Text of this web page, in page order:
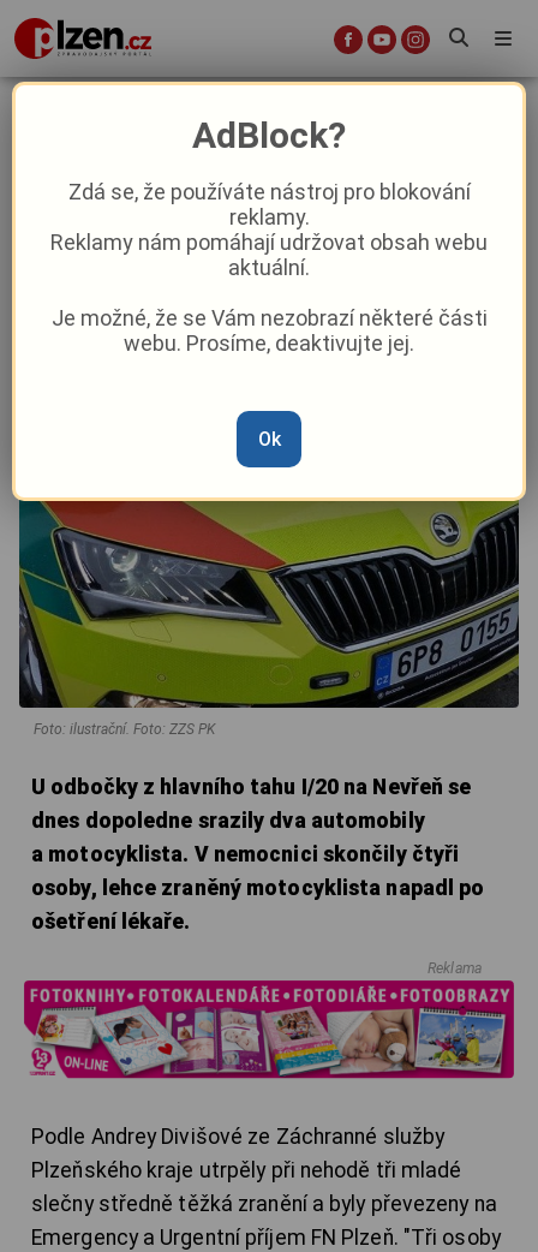
Na hlavním tahu u Plzně se srazila
dvě auta s motorkářem, muž po
nehodě napadl záchranáře
Krimi
Marie Osvaldová –11. 5. 2024|09:56
Foto: ilustrační. Foto: ZZS PK
U odbočky z hlavního tahu I/20 na Nevřeň se
dnes dopoledne srazily dva automobily
a motocyklista. V nemocnici skončily čtyři
osoby, lehce zraněný motocyklista napadl po
ošetření lékaře.
Reklama
Podle Andrey Divišové ze Záchranné služby
Plzeňského kraje utrpěly při nehodě tři mladé
slečny středně těžká zranění a byly převezeny na
Emergency a Urgentní příjem FN Plzeň. "Tři osoby
AdBlock?
Zdá se, že používáte nástroj pro blokování
reklamy.
Reklamy nám pomáhají udržovat obsah webu
aktuální.
Je možné, že se Vám nezobrazí některé části
webu. Prosíme, deaktivujte jej.
Ok